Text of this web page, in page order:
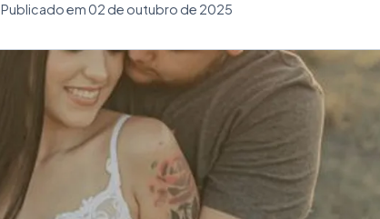
Publicado em 02 de outubro de 2025